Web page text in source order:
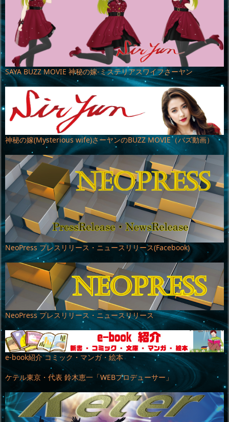
SAYA BUZZ MOVIE 神秘の嫁-ミステリアスワイフさーヤン
神秘の嫁(Mysterious wife)さーヤンのBUZZ MOVIE（バズ動画）
NeoPress プレスリリース・ニュースリリース(Facebook)
NeoPress プレスリリース・ニュースリリース
e-book紹介 コミック・マンガ・絵本
ケテル東京・代表 鈴木恵一「WEBプロデューサー」